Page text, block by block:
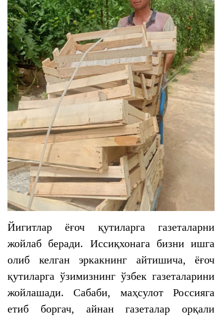
Йигитлар ёғоч қутиларга газеталарни
жойлаб беради. Иссиқхонага бизни ишга
олиб келган эркакнинг айтишича, ёғоч
қутиларга ўзимизнинг ўзбек газеталарини
жойлашади. Сабаби, маҳсулот Россияга
етиб боргач, айнан газеталар орқали